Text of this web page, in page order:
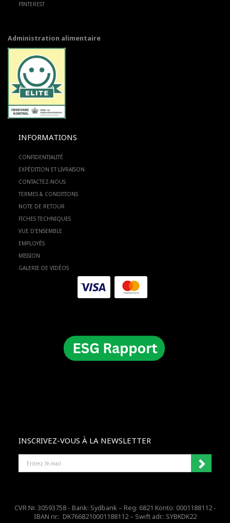
PINTEREST
Administration alimentaire
INFORMATIONS
CONFIDENTIALITÉ
EXPÉDITION ET LIVRAISON
CONTACTEZ-NOUS
TERMES & CONDITIONS
NOTE DE RETOUR
FICHES TECHNIQUES
VUE D'ENSEMBLE
EMPLOYÉS
MISSION
GALERIE DE VIDÉOS
INSCRIVEZ-VOUS À LA NEWSLETTER
MAIL
CVR Nr. 30593758 - Bank: Sydbank – Reg: 6821 Konto: 0001188112 -
IBAN nr.: DK7668210001188112 – Swift adr.: SYBKDK22